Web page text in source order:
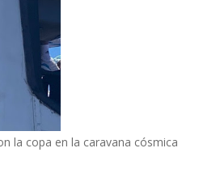
la copa en la caravana cósmica